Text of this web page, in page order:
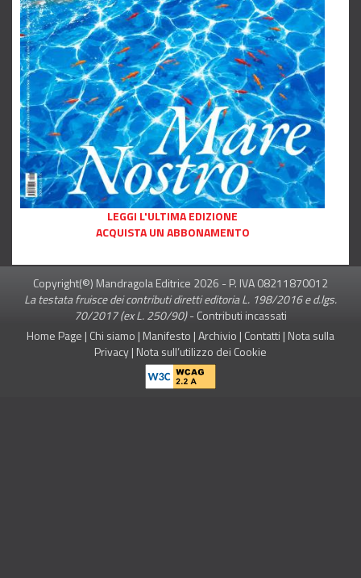
LEGGI L'ULTIMA EDIZIONE
ACQUISTA UN ABBONAMENTO
Copyright(©) Mandragola Editrice 2026 - P. IVA 08211870012
La testata fruisce dei contributi diretti editoria L. 198/2016 e d.lgs.
70/2017 (ex L. 250/90)-Contributi incassati
Home Page | Chi siamo | Manifesto |Archivio | Contatti | Nota sulla
Privacy| Nota sull’utilizzo dei Cookie